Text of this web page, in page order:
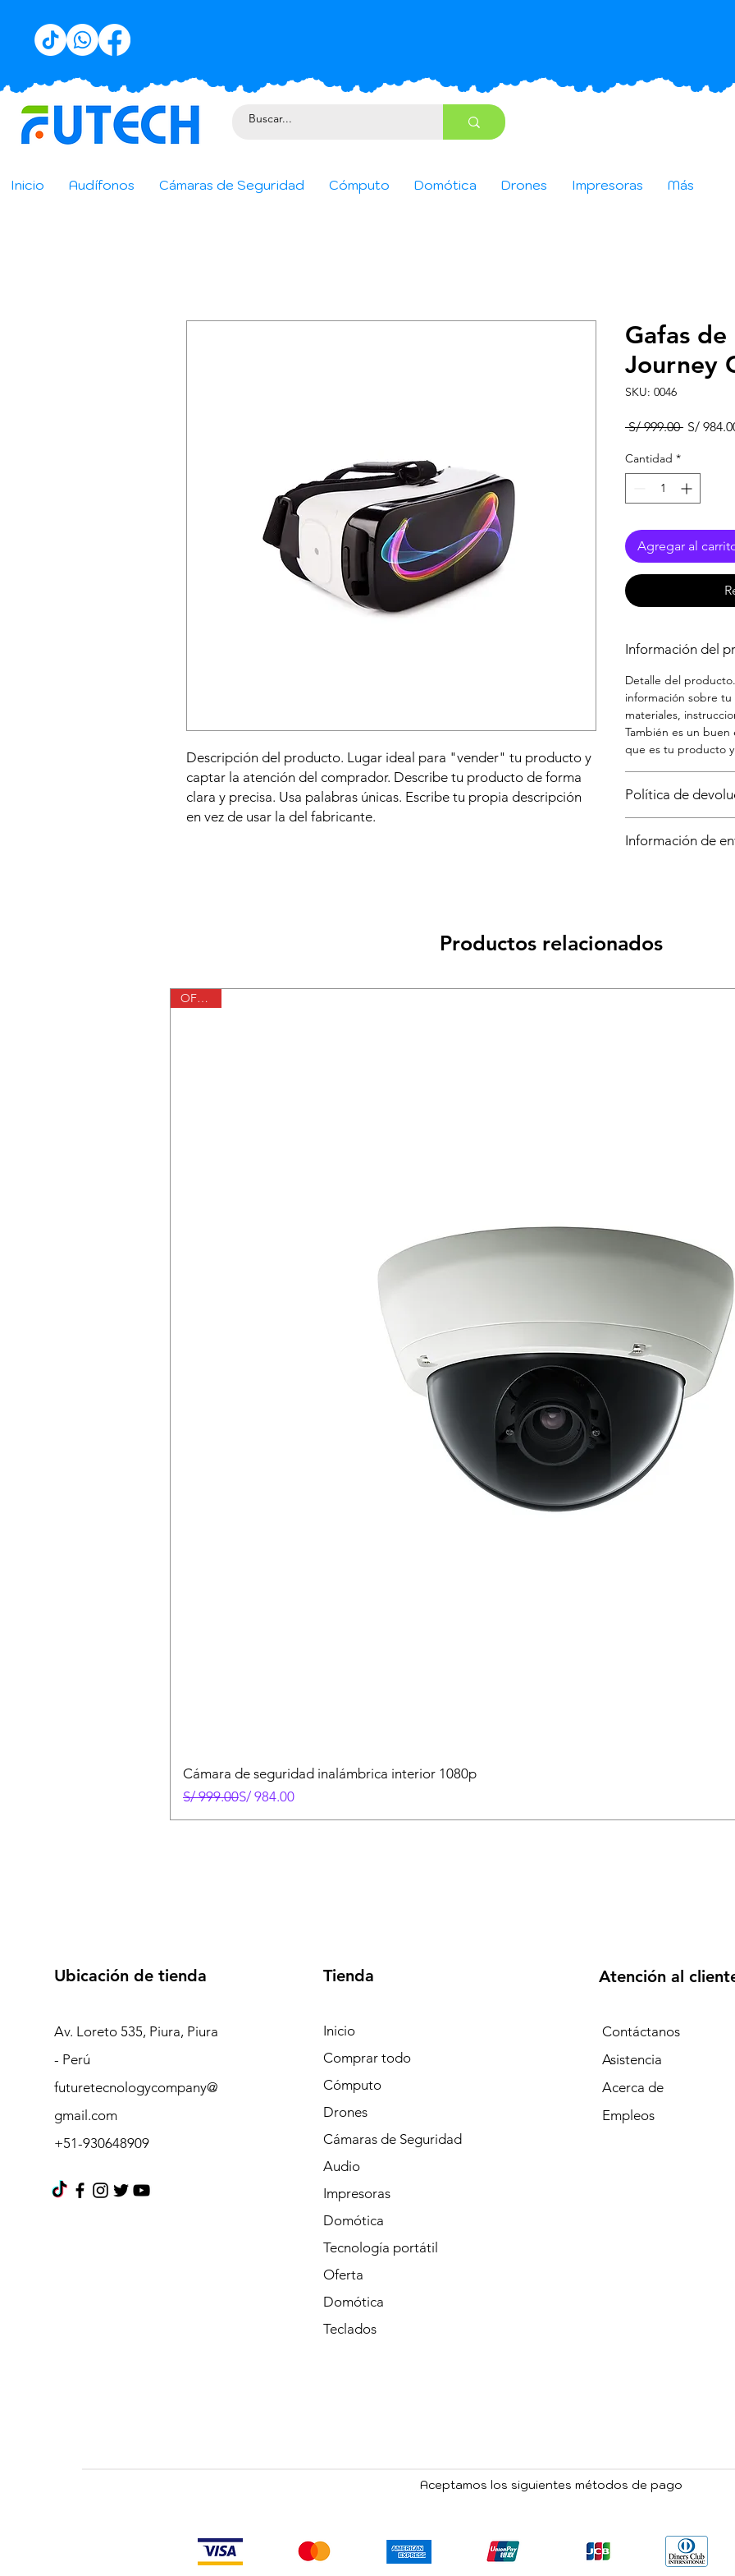
Inicio Audífonos Cámaras de Seguridad Cómputo Domótica Drones Impresoras Más
Descripción del producto. Lugar ideal para "vender" tu producto y
captar la atención del comprador. Describe tu producto de forma
clara y precisa. Usa palabras únicas. Escribe tu propia descripción
en vez de usar la del fabricante.
Gafas
Journey
SKU: 0046
S/ 999.00 Precio
S/
Cantidad *
Agregar al
Información del
Detalle del
información sobre
materiales,
También es un buen
que es tu producto y
Política de
explicar a tus
Información de
garantizar que tus
Productos relacionados
OFERTA
Cámara de seguridad inalámbrica interior 1080p
Precio
S/ 999.00
Precio de oferta
S/ 984.00
Ubicación de tienda
Av. Loreto 535, Piura, Piura
- Perú
futuretecnologycompany@
gmail.com
+51-930648909
Tienda
Inicio
Comprar todo
Cómputo
Drones
Cámaras de Seguridad
Audio
Impresoras
Domótica
Tecnología portátil
Oferta
Domótica
Teclados
Atención al
Contáctanos
Asistencia
Acerca de
Empleos
Aceptamos los siguientes métodos de pago